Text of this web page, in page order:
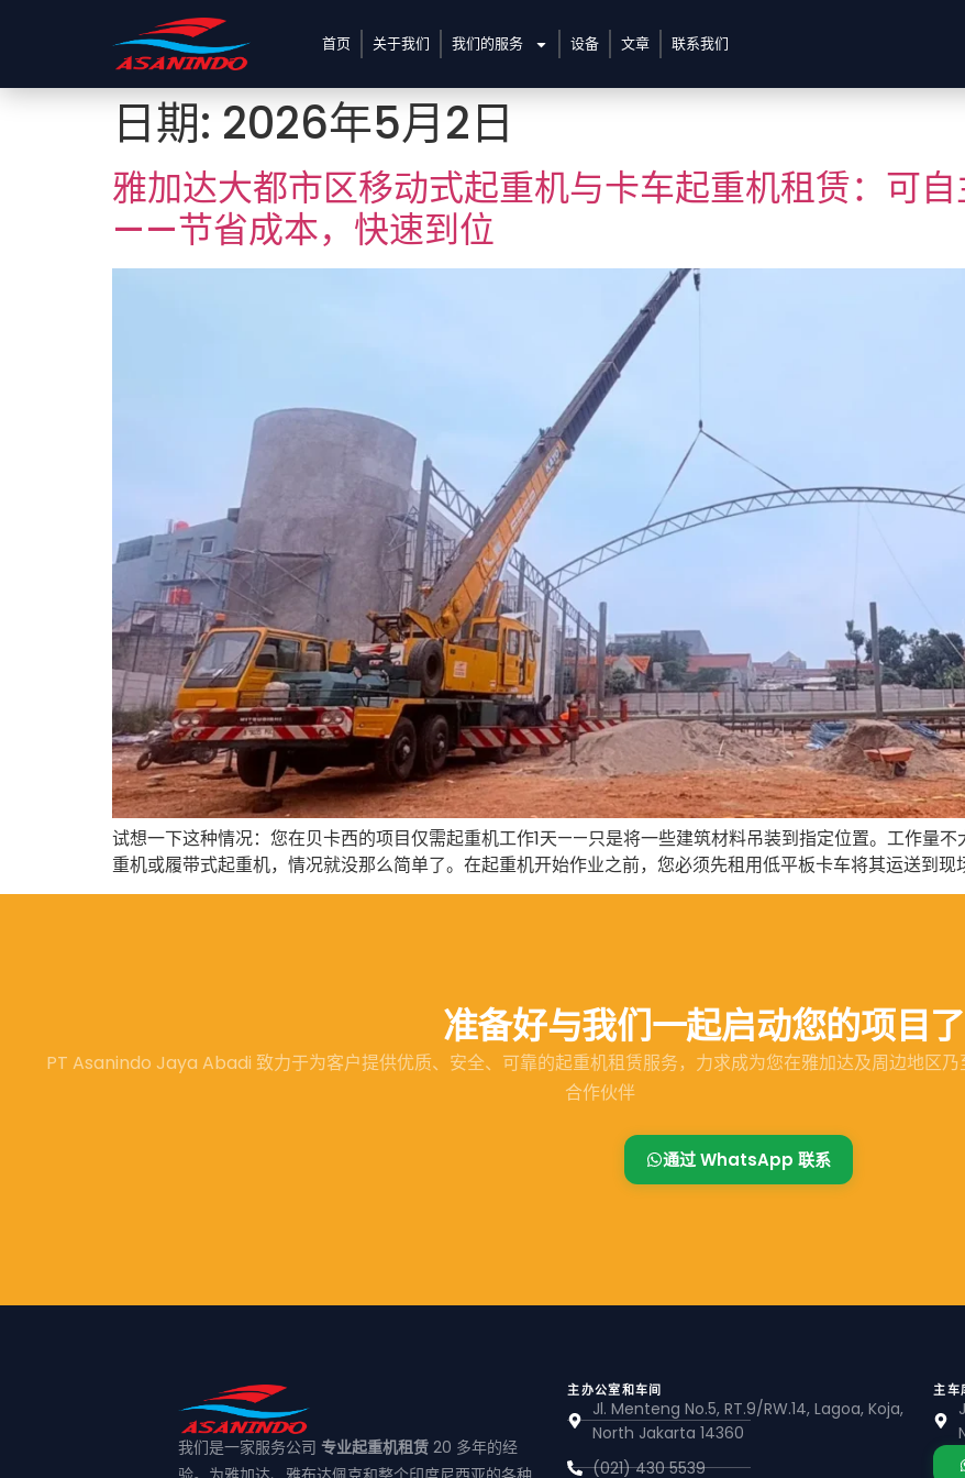
首页 关于我们 我们的服务 设备 文章 联系我们
日期: 2026年5月2日
雅加达大都市区移动式起重机与卡车起重机租赁：可
——节省成本，快速到位
试想一下这种情况：您在贝卡西的项目仅需起重机工作1天——只是将一些建筑材料吊装到指定位置。工作量
重机或履带式起重机，情况就没那么简单了。在起重机开始作业之前，您必须先租用低平板卡车将其运送到
准备好与我们一起启动您的项目了
PT Asanindo Jaya Abadi 致力于为客户提供优质、安全、可靠的起重机租赁服务，力求成为您在雅加达及周边地区
合作伙伴
通过 WhatsApp 联系
我们是一家服务公司 专业起重机租赁 20 多年的经
主办公室和车间
Jl. Menteng No.5, RT.9/RW.14, Lagoa, Koja,
North Jakarta 14360
(021) 430 5539
主车